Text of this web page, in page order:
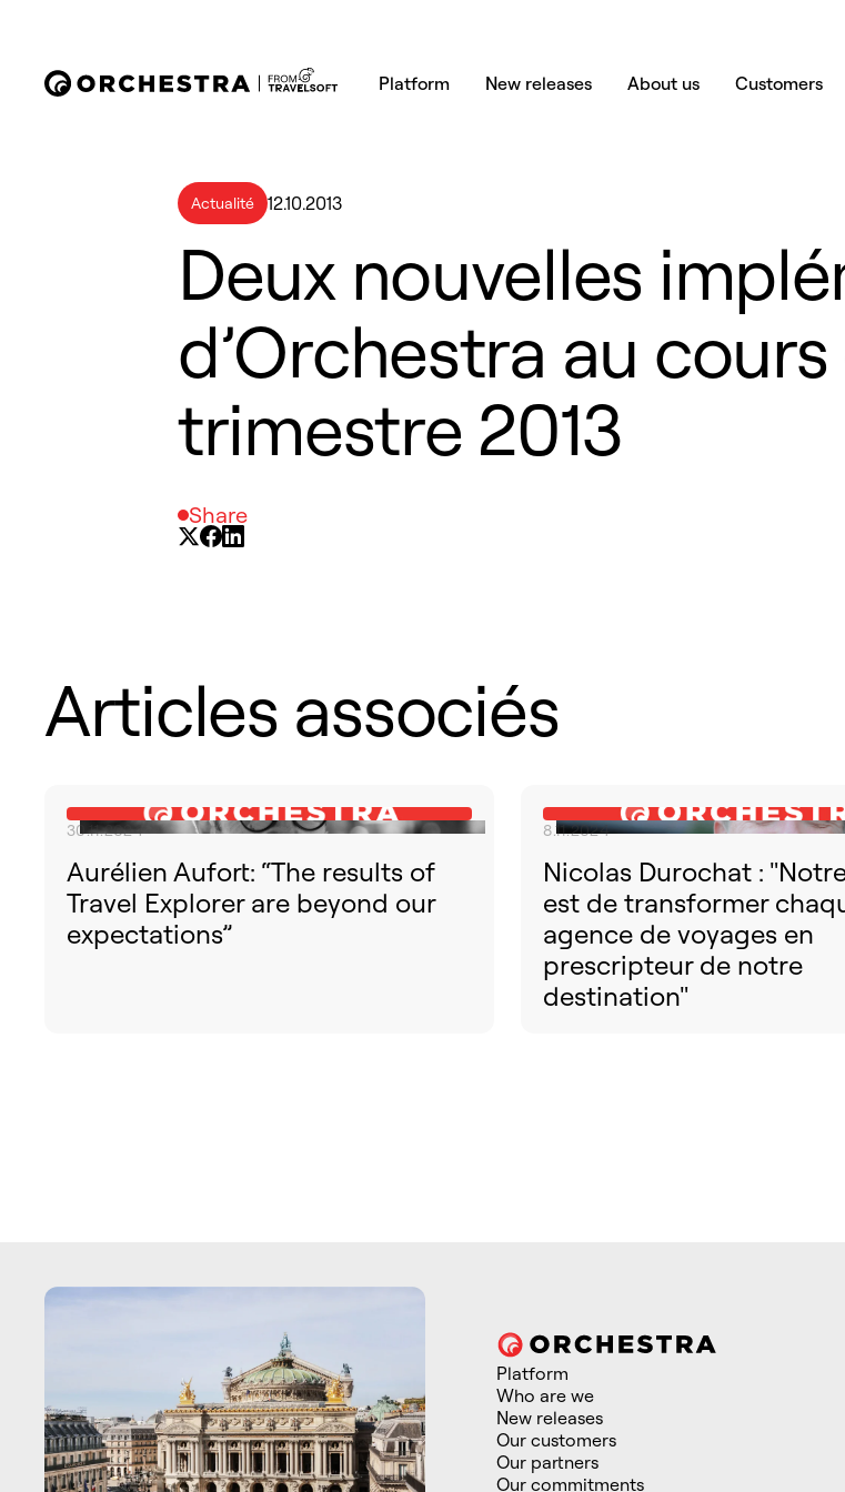
Platform New releases About us Customers
Actualité 12.10.2013
Deux nouvelles
d’Orchestra au
trimestre 2013
Share
Articles associés
30.11.2024
Aurélien Aufort: “The results of
Travel Explorer are beyond our
expectations”
8.11.2024
Nicolas Durochat :
est de transformer
agence de voyages en
prescripteur de notre
destination"
Platform
Who are we
New releases
Our customers
Our partners
Our commitments